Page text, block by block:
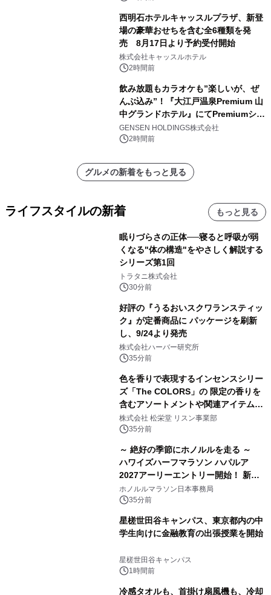
西明石ホテルキャッスルプラザ、新登
場の豪華おせちを含む全6種類を発
売 8月17日より予約受付開始
株式会社キャッスルホテル
2時間前
飲み放題もカラオケも”楽しいが、ぜ
んぶ込み”！『大江戸温泉Premium 山
中グランドホテル』にてPremiumシリ
ーズ初のオールインクルーシブ導入
GENSEN HOLDINGS株式会社
2時間前
グルメの新着をもっと見る
ライフスタイルの新着 もっと見る
眠りづらさの正体──寝ると呼吸が弱
くなる"体の構造"をやさしく解説する
シリーズ第1回
トラタニ株式会社
30分前
好評の『うるおいスクワランスティッ
ク』が定番商品に パッケージを刷新
し、9/24より発売
株式会社ハーバー研究所
35分前
色を香りで表現するインセンスシリー
ズ「The COLORS」の 限定の香りを
含むアソートメントや関連アイテムを
8月6日発売
株式会社 松栄堂 リスン事業部
35分前
～ 絶好の季節にホノルルを走る ～
ハワイズハーフマラソン ハパルア
2027アーリーエントリー開始！ 新カ
テゴリー「ハパルアIKI(イキ)」(約
13.4km)が登場
ホノルルマラソン日本事務局
35分前
星槎世田谷キャンパス、東京都内の中
学生向けに金融教育の出張授業を開始
星槎世田谷キャンパス
1時間前
冷感タオルも、首掛け扇風機も、冷却